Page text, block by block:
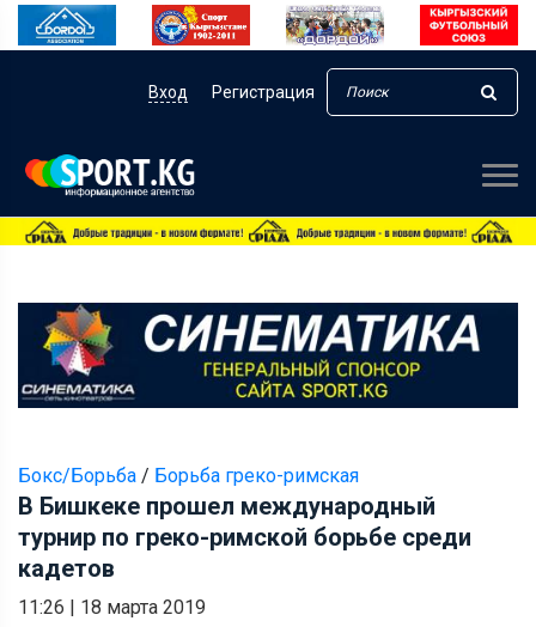
Вход Регистрация
Бокс/Борьба / Борьба греко-римская
В Бишкеке прошел международный
турнир по греко-римской борьбе среди
кадетов
11:26 | 18 марта 2019